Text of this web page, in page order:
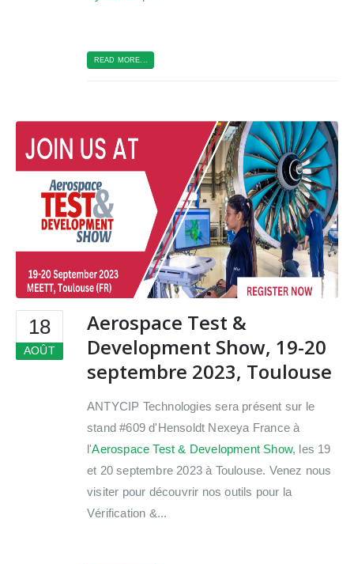
READ MORE...
18
AOÛT
Aerospace Test &
Development Show, 19-20
septembre 2023, Toulouse
ANTYCIP Technologies sera présent sur le
stand #609 d'Hensoldt Nexeya France à
l'Aerospace Test & Development Show, les 19
et 20 septembre 2023 à Toulouse. Venez nous
visiter pour découvrir nos outils pour la
Vérification &...